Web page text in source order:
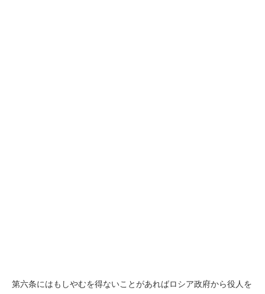
第六条にはもしやむを得ないことがあればロシア政府から役人を